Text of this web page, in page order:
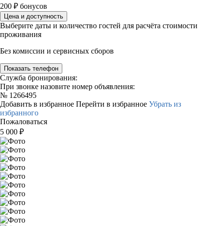
200 ₽ бонусов
Цена и доступность
Выберите даты и количество гостей для расчёта стоимости
проживания
Без комиссии и сервисных сборов
Показать телефон
Служба бронирования:
При звонке назовите номер объявления:
№ 1266495
Добавить в избранное Перейти в избранное Убрать из
избранного
Пожаловаться
5 000 ₽